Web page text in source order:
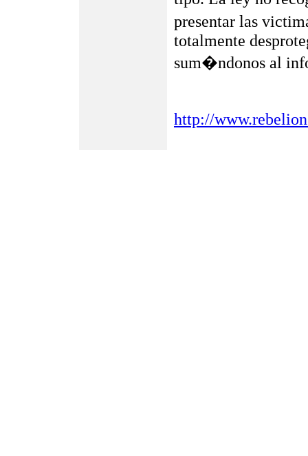
presentar las
totalmente
sum�ndonos al
http://